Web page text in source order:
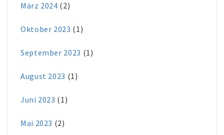
März 2024 (2)
Oktober 2023 (1)
September 2023 (1)
August 2023 (1)
Juni 2023 (1)
Mai 2023 (2)